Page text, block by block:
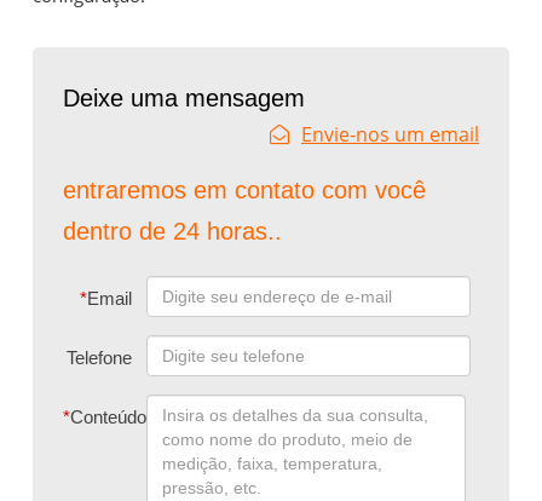
Deixe uma mensagem
Envie-nos um email
entraremos em contato com você
dentro de 24 horas..
*Email
Telefone
*Conteúdo